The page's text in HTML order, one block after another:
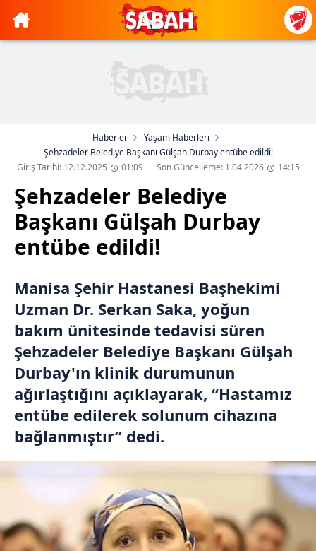
Haberler
Yaşam Haberleri
Şehzadeler Belediye Başkanı Gülşah Durbay entübe edildi!
Giriş Tarihi: 12.12.2025
01:09 Son Güncelleme: 1.04.2026 14:15
Şehzadeler Belediye
Başkanı Gülşah Durbay
entübe edildi!
Manisa Şehir Hastanesi Başhekimi
Uzman Dr. Serkan Saka, yoğun
bakım ünitesinde tedavisi süren
Şehzadeler Belediye Başkanı Gülşah
Durbay'ın klinik durumunun
ağırlaştığını açıklayarak, “Hastamız
entübe edilerek solunum cihazına
bağlanmıştır” dedi.